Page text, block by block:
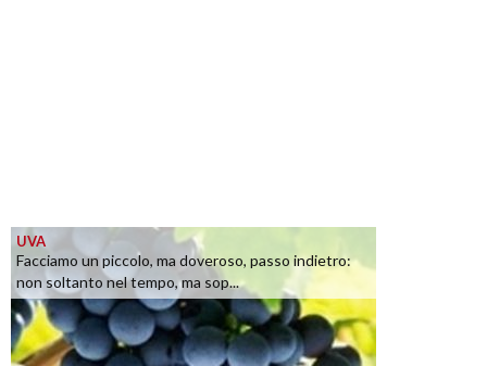
UVA
Facciamo un piccolo, ma doveroso, passo indietro:
non soltanto nel tempo, ma sop...